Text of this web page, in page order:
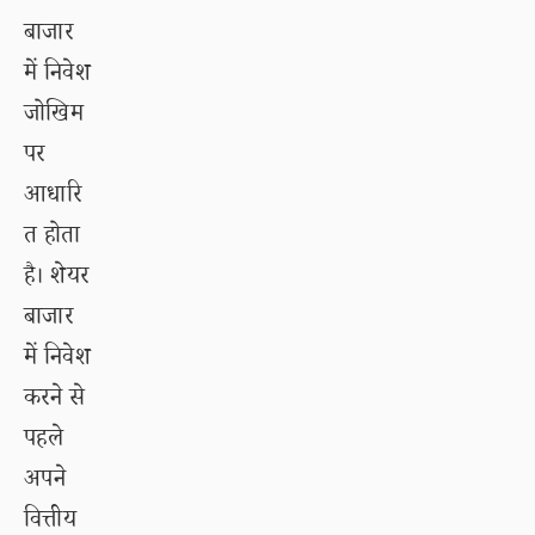
बाजार
में निवेश
जोखिम
पर
आधारि
त होता
है। शेयर
बाजार
में निवेश
करने से
पहले
अपने
वित्तीय